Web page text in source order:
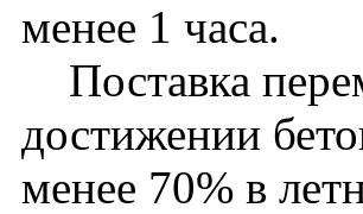
менее 1 часа.
Поставка
достижении
менее 70% в